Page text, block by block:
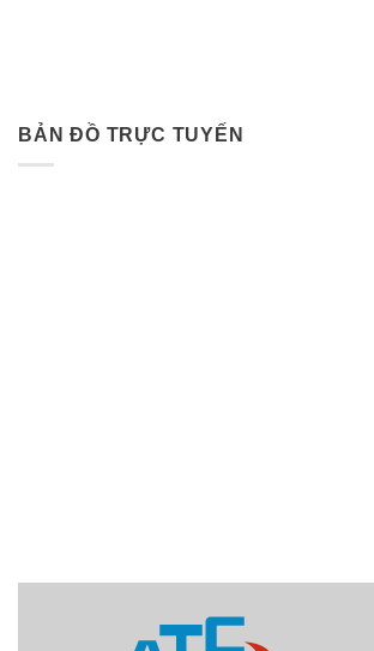
BẢN ĐỒ TRỰC TUYẾN